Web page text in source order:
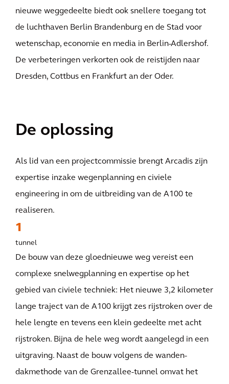
nieuwe weggedeelte biedt ook snellere toegang tot
de luchthaven Berlin Brandenburg en de Stad voor
wetenschap, economie en media in Berlin-Adlershof.
De verbeteringen verkorten ook de reistijden naar
Dresden, Cottbus en Frankfurt an der Oder.
De oplossing
Als lid van een projectcommissie brengt Arcadis zijn
expertise inzake wegenplanning en civiele
engineering in om de uitbreiding van de A100 te
realiseren.
1
tunnel
De bouw van deze gloednieuwe weg vereist een
complexe snelwegplanning en expertise op het
gebied van civiele techniek: Het nieuwe 3,2 kilometer
lange traject van de A100 krijgt zes rijstroken over de
hele lengte en tevens een klein gedeelte met acht
rijstroken. Bijna de hele weg wordt aangelegd in een
uitgraving. Naast de bouw volgens de wanden-
dakmethode van de Grenzallee-tunnel omvat het